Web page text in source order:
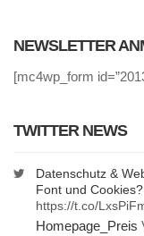
NEWSLETTER
[mc4wp_form
TWITTER NEWS
Datenschutz &
Font und
https://t.co/
Homepage_Preis